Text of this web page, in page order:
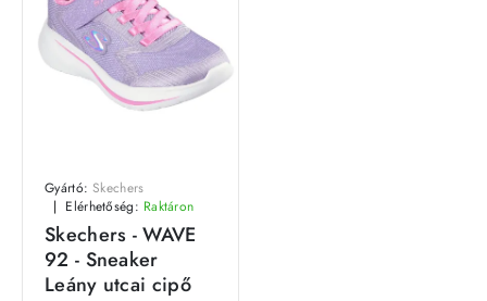
Gyártó: Skechers
Elérhetőség: Raktáron
Skechers - WAVE
92 - Sneaker
Leány utcai cipő